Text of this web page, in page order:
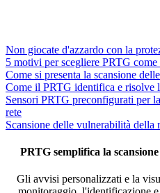
Non giocate d'azzardo con la
5 motivi per scegliere PRTG
Come si presenta la scansione
Come il PRTG identifica e risolve
Sensori PRTG preconfigurati per
rete
Scansione delle vulnerabilità della
PRTG semplifica la
Gli avvisi personalizzati e la